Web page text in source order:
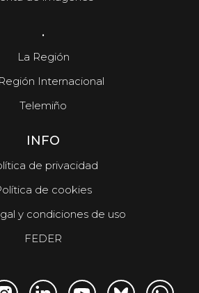
.
La Región
Internacional
Telemiño
INFO
de privacidad
de cookies
y condiciones de uso
FEDER